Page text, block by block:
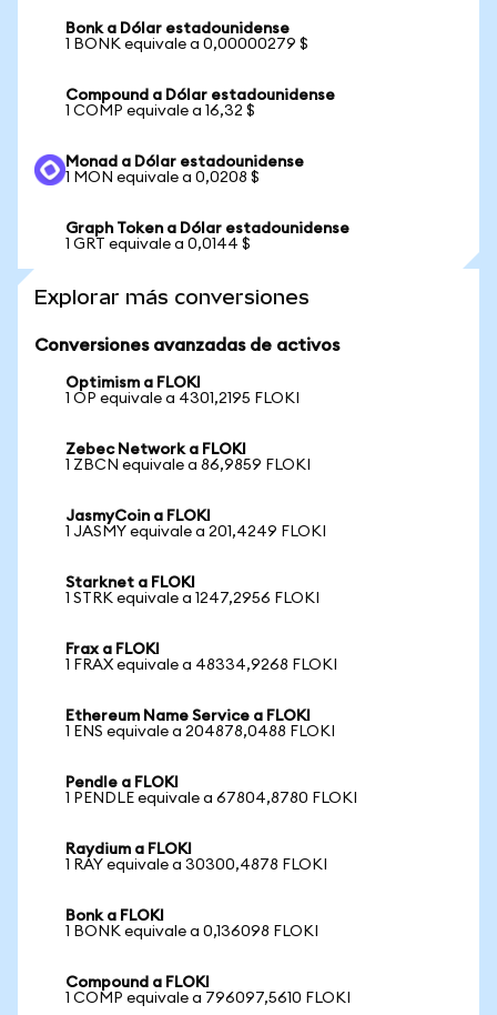
Bonk a Dólar estadounidense
1 BONK equivale a 0,00000279 $
Compound a Dólar estadounidense
1 COMP equivale a 16,32 $
Monad a Dólar estadounidense
1 MON equivale a 0,0208 $
Graph Token a Dólar estadounidense
1 GRT equivale a 0,0144 $
Explorar más conversiones
Conversiones avanzadas de activos
Optimism a FLOKI
1 OP equivale a 4301,2195 FLOKI
Zebec Network a FLOKI
1 ZBCN equivale a 86,9859 FLOKI
JasmyCoin a FLOKI
1 JASMY equivale a 201,4249 FLOKI
Starknet a FLOKI
1 STRK equivale a 1247,2956 FLOKI
Frax a FLOKI
1 FRAX equivale a 48334,9268 FLOKI
Ethereum Name Service a FLOKI
1 ENS equivale a 204878,0488 FLOKI
Pendle a FLOKI
1 PENDLE equivale a 67804,8780 FLOKI
Raydium a FLOKI
1 RAY equivale a 30300,4878 FLOKI
Bonk a FLOKI
1 BONK equivale a 0,136098 FLOKI
Compound a FLOKI
1 COMP equivale a 796097,5610 FLOKI